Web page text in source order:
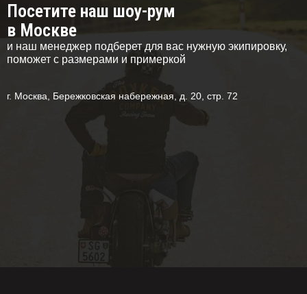
Посетите наш шоу-рум
в Москве
и наш менеджер подберет для вас нужную экипировку,
поможет с размерами и примеркой
г. Москва, Бережковская набережная, д. 20, стр. 72